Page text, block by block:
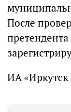
После
ИА «Иркутск